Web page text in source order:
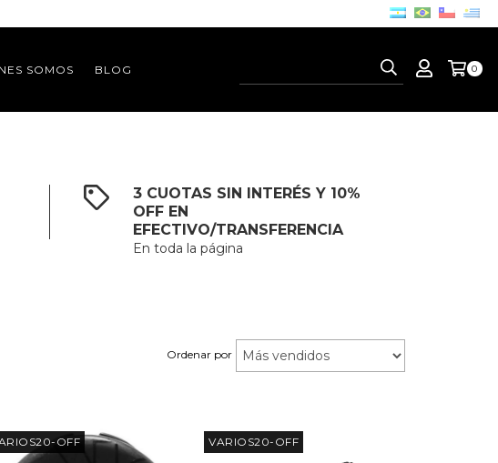
SOMOS BLOG 0
3 CUOTAS SIN INTERÉS Y 10%
OFF EN
EFECTIVO/TRANSFERENCIA
En toda la página
Ordenar por
OFF VARIOS20-OFF